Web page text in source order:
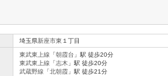
埼玉県新座市東１丁目
東武東上線 「朝霞台 」駅 徒歩20分
東武東上線 「志木 」駅 徒歩20分
武蔵野線 「北朝霞 」駅 徒歩21分